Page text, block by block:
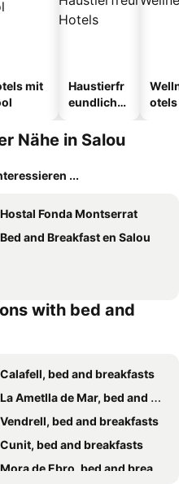
mit
Haustierfr
eundliche
otels
Nähe in Salou
...
Hostal Fonda Montserrat
Bed and Breakfast en Salou
with bed and
Calafell, bed and breakfasts
La Ametlla de Mar, bed and breakfasts
Vendrell, bed and breakfasts
Cunit, bed and breakfasts
Mora de Ebro, bed and breakfasts